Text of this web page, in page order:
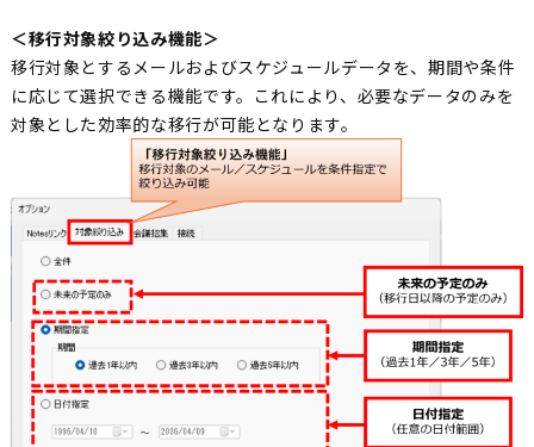
＜移行対象絞り込み機能＞
移行対象とするメールおよびスケジュールデータを、期間や条件
に応じて選択できる機能です。これにより、必要なデータのみを
対象とした効率的な移行が可能となります。